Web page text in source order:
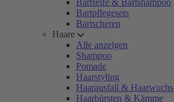
Bartseife & Bartshampoo
Bartpflegesets
Bartscheren
Haare
Alle anzeigen
Shampoo
Pomade
Haarstyling
Haarausfall & Haarwuchs
Haarbürsten & Kämme